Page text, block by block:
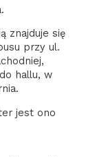
znajduje się
przy ul.
hallu, w
jest ono